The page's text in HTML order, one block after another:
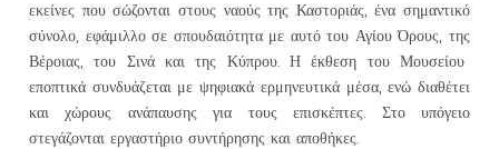
εκείνες που σώζονται στους ναούς της Καστοριάς, ένα σημαντικό
σύνολο, εφάμιλλο σε σπουδαιότητα με αυτό του Αγίου Όρους, της
Βέροιας, του Σινά και της Κύπρου. Η έκθεση του Μουσείου
εποπτικά συνδυάζεται με ψηφιακά ερμηνευτικά μέσα, ενώ διαθέτει
και χώρους ανάπαυσης για τους επισκέπτες. Στο υπόγειο
στεγάζονται εργαστήριο συντήρησης και αποθήκες.